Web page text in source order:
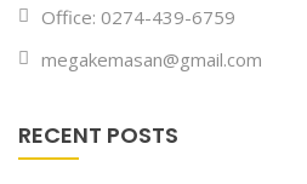
Office: 0274-439-6759
megakemasan@gmail.com
RECENT POSTS